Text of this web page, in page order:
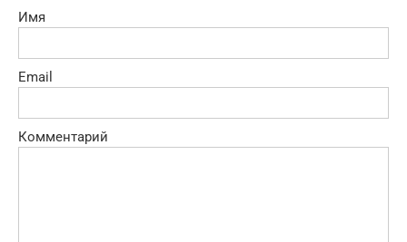
Имя
Email
Комментарий